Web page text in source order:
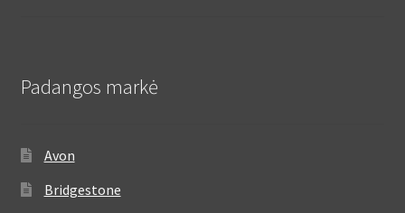
Padangos markė
Avon
Bridgestone